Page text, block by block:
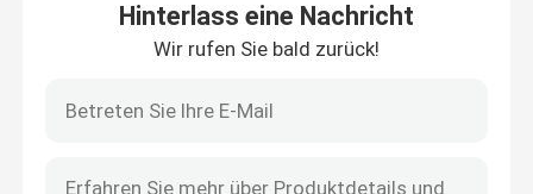
Hinterlass eine Nachricht
Wir rufen Sie bald zurück!